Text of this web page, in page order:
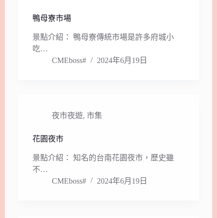
鴨母寮市場
景點介紹： 鴨母寮傳統市場是許多府城小
吃…
CMEboss#
2024年6月19日
夜市夜遊, 市集
花園夜市
景點介紹： 知名的台南花園夜市，歷史雖
不…
CMEboss#
2024年6月19日